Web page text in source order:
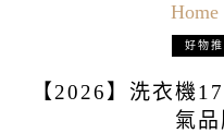
Home
好物推
【2026】洗衣機
氣